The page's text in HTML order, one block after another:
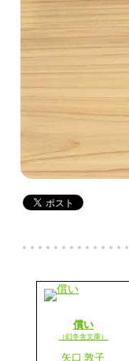
償い
（幻冬舎文庫）
矢口 敦子